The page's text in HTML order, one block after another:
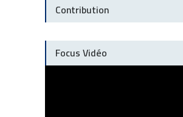
Contribution
Focus Vidéo